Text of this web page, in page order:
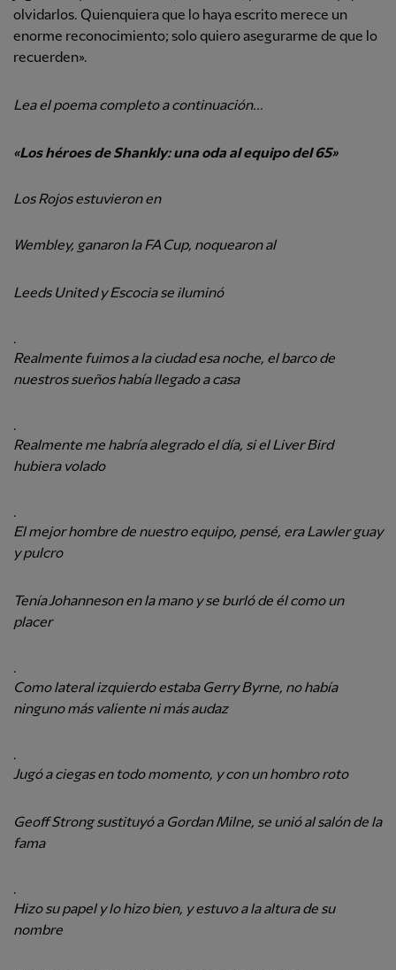
olvidarlos. Quienquiera que lo haya escrito merece un
enorme reconocimiento; solo quiero asegurarme de que lo
recuerden».
Lea el poema completo a continuación...
«Los héroes de Shankly: una oda al equipo del 65»
Los Rojos estuvieron en
Wembley, ganaron la FA Cup, noquearon al
Leeds United y Escocia se iluminó
.
Realmente fuimos a la ciudad esa noche, el barco de
nuestros sueños había llegado a casa
.
Realmente me habría alegrado el día, si el Liver Bird
hubiera volado
.
El mejor hombre de nuestro equipo, pensé, era Lawler guay
y pulcro
Tenía Johanneson en la mano y se burló de él como un
placer
.
Como lateral izquierdo estaba Gerry Byrne, no había
ninguno más valiente ni más audaz
.
Jugó a ciegas en todo momento, y con un hombro roto
Geoff Strong sustituyó a Gordan Milne, se unió al salón de la
fama
.
Hizo su papel y lo hizo bien, y estuvo a la altura de su
nombre